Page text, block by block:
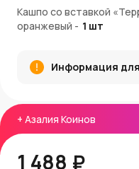
+ Азалия Коинов
1 488 ₽
механическим
Вставка
Компактный объем
растений и рассады.
гармонично
Удобство и
Простота ухода.
Кашпо со вставкой
оранжевый - 1 шт
Информация